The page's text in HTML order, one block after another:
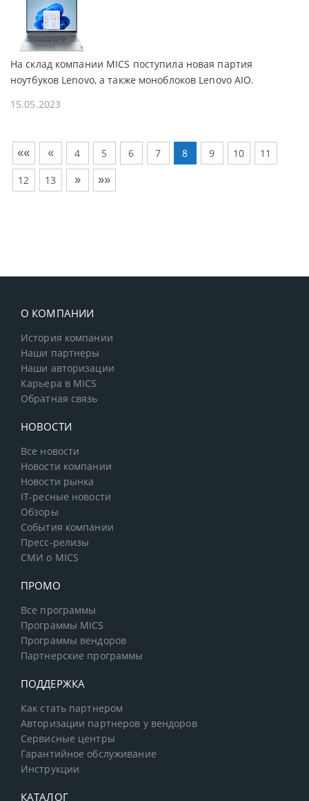
На склад компании MICS поступила новая партия
ноутбуков Lenovo, а также моноблоков Lenovo AIO.
15.05.2023
«« « 4 5 6 7 8 9 10 11
12 13 » »»
О КОМПАНИИ
История компании
Наши партнеры
Наши авторизации
Карьера в MICS
Обратная связь
НОВОСТИ
Все новости
Новости компании
Новости рынка
IT-ресные новости
Обзоры
События компании
Пресс-релизы
СМИ о MICS
ПРОМО
Все программы
Программы MICS
Программы вендоров
Партнерские программы
ПОДДЕРЖКА
Как стать партнером
Авторизации партнеров у вендоров
Сервисные центры
Гарантийное обслуживание
Инструкции
КАТАЛОГ